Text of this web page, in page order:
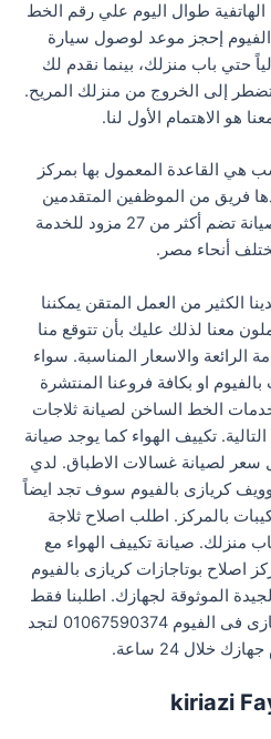
طوال اليوم علي رقم الخط
إحجز موعد لوصول سيارة
حتي باب منزلك، بينما نقدم لك
تضطر إلى الخروج من منزلك المريح.
هو الاهتمام الأول لنا.
هي القاعدة المعمول بها بمركز
فريق من الموظفين المتقدمين
والمدربين. في شبكة فروع صيانة تضم أكثر من 27 مزود للخدمة
أنحاء مصر.
الكثير من العمل المتقن يمكننا
معنا لذلك عليك بأن تتوقع منا
الرائعة والاسعار المناسبة. سواء
او بكافة فروعنا المنتشرة
الخط الساخن لصيانة ثلاجات
تكييف الهواء كما يوجد صيانة
سعر لصيانة غسالات الاطباق. لدي
كريازى بالفيوم سوف تجد ايضاً
بالمركز. اطلب اصلاح ثلاجة
منزلك. صيانة تكييف الهواء مع
بوتاجازات كريازى بالفيوم
الموثوقة لجهازك. اطلبنا فقط
على الخط الساخن توكيل كريازى فى الفيوم 01067590374 لتجد
خلال 24 ساعة.
kiriazi